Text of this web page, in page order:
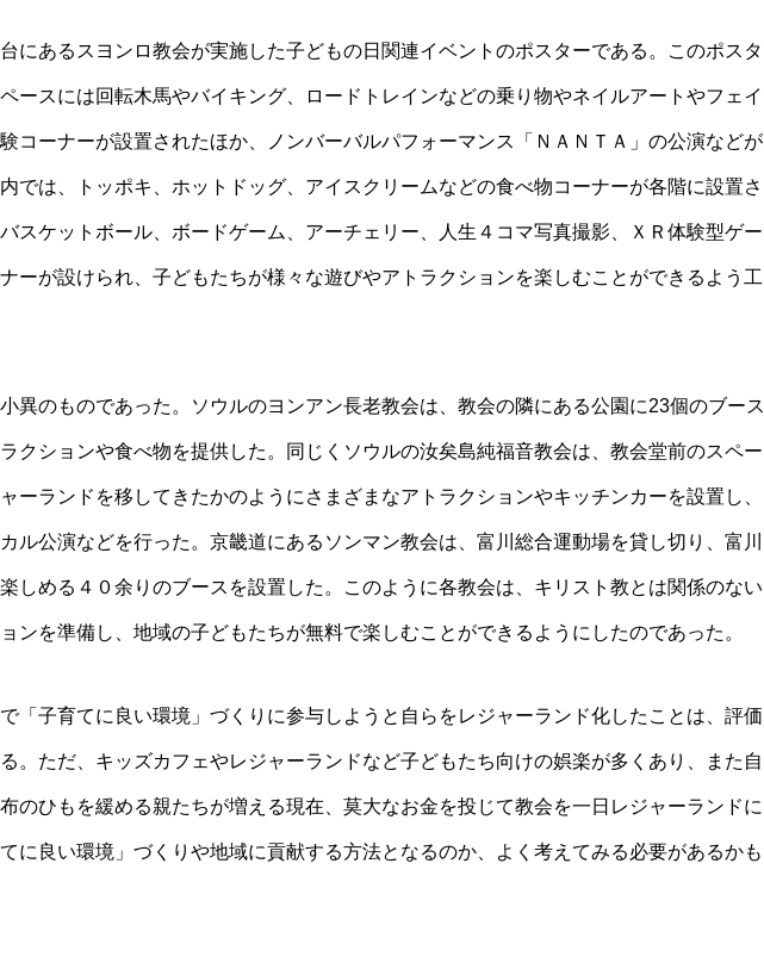
にあるスヨンロ教会が実施した子どもの日関連イベントのポスターである。このポスタ
ースには回転木馬やバイキング、ロードトレインなどの乗り物やネイルアートやフェイ
コーナーが設置されたほか、ノンバーバルパフォーマンス「ＮＡＮＴＡ」の公演などが
では、トッポキ、ホットドッグ、アイスクリームなどの食べ物コーナーが各階に設置さ
スケットボール、ボードゲーム、アーチェリー、人生４コマ写真撮影、ＸＲ体験型ゲー
ーが設けられ、子どもたちが様々な遊びやアトラクションを楽しむことができるよう工
異のものであった。ソウルのヨンアン長老教会は、教会の隣にある公園に23個のブース
クションや食べ物を提供した。同じくソウルの汝矣島純福音教会は、教会堂前のスペー
ーランドを移してきたかのようにさまざまなアトラクションやキッチンカーを設置し、
ル公演などを行った。京畿道にあるソンマン教会は、富川総合運動場を貸し切り、富川
しめる４０余りのブースを設置した。このように各教会は、キリスト教とは関係のない
ンを準備し、地域の子どもたちが無料で楽しむことができるようにしたのであった。
「子育てに良い環境」づくりに参与しようと自らをレジャーランド化したことは、評価
。ただ、キッズカフェやレジャーランドなど子どもたち向けの娯楽が多くあり、また自
のひもを緩める親たちが増える現在、莫大なお金を投じて教会を一日レジャーランドに
に良い環境」づくりや地域に貢献する方法となるのか、よく考えてみる必要があるかも